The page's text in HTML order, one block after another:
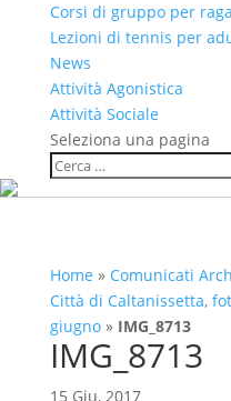
Corsi di gruppo per
Lezioni di tennis per
News
Attività Agonistica
Attività Sociale
Seleziona una pagina
Home » Comunicati
Città di Caltanissetta,
giugno» IMG_8713
IMG_8713
15 Giu, 2017